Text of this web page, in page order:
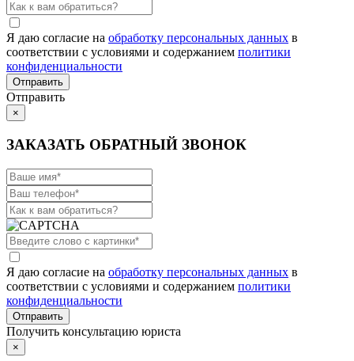
Я даю согласие на обработку персональных данных в
соответствии с условиями и содержанием политики
конфиденциальности
Отправить
×
ЗАКАЗАТЬ ОБРАТНЫЙ ЗВОНОК
Я даю согласие на обработку персональных данных в
соответствии с условиями и содержанием политики
конфиденциальности
Получить консультацию юриста
×